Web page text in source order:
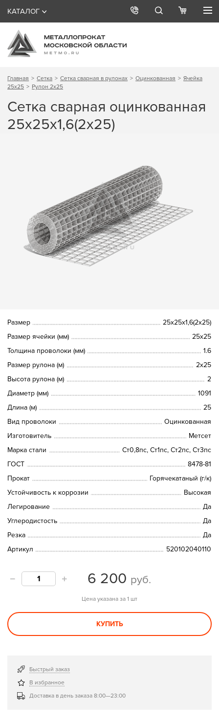
КАТАЛОГ
Главная Сетка Сетка сварная в рулонах Оцинкованная
Ячейка
25х25
Рулон 2х25
Сетка сварная оцинкованная
25х25х1,6(2х25)
Размер
25х25х1,6(2х25)
Размер ячейки (мм)
25х25
Толщина проволоки (мм)
1.6
Размер рулона (м)
2х25
Высота рулона (м)
2
Диаметр (мм)
1091
Длина (м)
25
Вид проволоки
Оцинкованная
Изготовитель
Метсет
Марка стали
Ст0,8пс, Ст1пс, Ст2пс, Ст3пс
ГОСТ
8478-81
Прокат
Горячекатаный (г/к)
Устойчивость к коррозии
Высокая
Легирование
Да
Углеродистость
Да
Резка
Да
Артикул
520102040110
6 200 руб.
Цена указана за 1 шт
КУПИТЬ
Быстрый заказ
В избранное
Доставка в день заказа 8:00—23:00